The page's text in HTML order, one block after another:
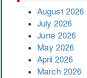
August 2026
July 2026
June 2026
May 2026
April 2026
March 2026